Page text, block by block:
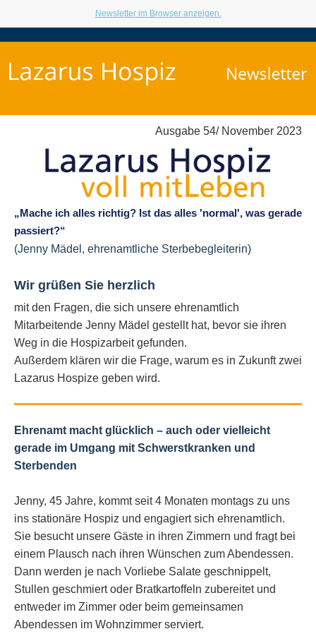
Newsletter im Browser anzeigen.
Ausgabe 54/ November 2023
„ Mache ich alles richtig? Ist das alles 'normal', was gerade
passiert?“
(Jenny Mädel, ehrenamtliche Sterbebegleiterin)
Wir grüßen Sie herzlich
mit den Fragen, die sich unsere ehrenamtlich
Mitarbeitende Jenny Mädel gestellt hat, bevor sie ihren
Weg in die Hospizarbeit gefunden.
Außerdem klären wir die Frage, warum es in Zukunft zwei
Lazarus Hospize geben wird.
Ehrenamt macht glücklich – auch oder vielleicht
gerade im Umgang mit Schwerstkranken und
Sterbenden
Jenny, 45 Jahre, kommt seit 4 Monaten montags zu uns
ins stationäre Hospiz und engagiert sich ehrenamtlich.
Sie besucht unsere Gäste in ihren Zimmern und fragt bei
einem Plausch nach ihren Wünschen zum Abendessen.
Dann werden je nach Vorliebe Salate geschnippelt,
Stullen geschmiert oder Bratkartoffeln zubereitet und
entweder im Zimmer oder beim gemeinsamen
Abendessen im Wohnzimmer serviert.